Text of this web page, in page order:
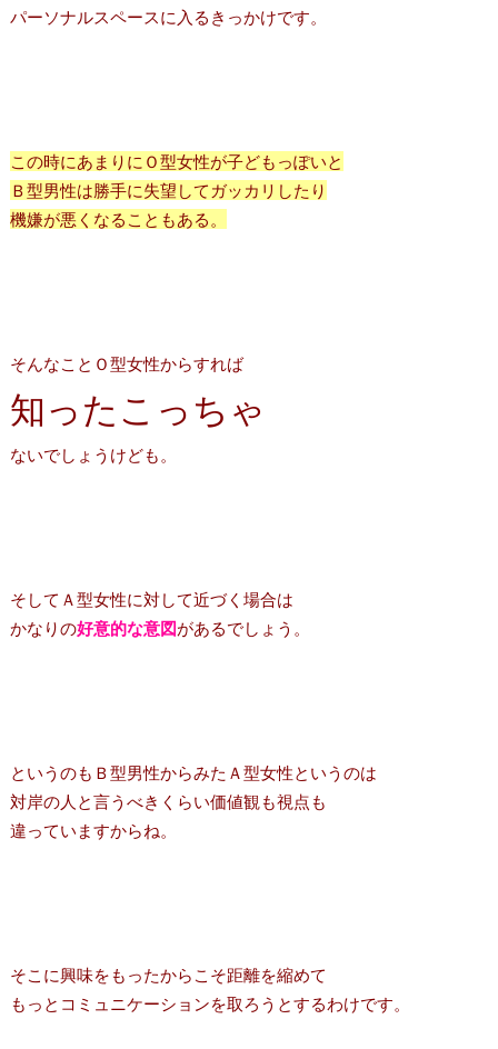
パーソナルスペースに入るきっかけです。
この時にあまりにＯ型女性が子どもっぽいと
Ｂ型男性は勝手に失望してガッカリしたり
機嫌が悪くなることもある。
そんなことＯ型女性からすれば
知ったこっちゃ
ないでしょうけども。
そしてＡ型女性に対して近づく場合は
かなりの好意的な意図があるでしょう。
というのもＢ型男性からみたＡ型女性というのは
対岸の人と言うべきくらい価値観も視点も
違っていますからね。
そこに興味をもったからこそ距離を縮めて
もっとコミュニケーションを取ろうとするわけです。